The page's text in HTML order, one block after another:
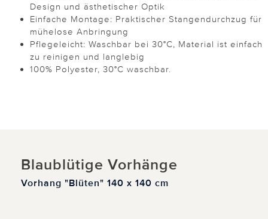
Design und ästhetischer Optik
Einfache Montage: Praktischer Stangendurchzug für
mühelose Anbringung
Pflegeleicht: Waschbar bei 30°C, Material ist einfach
zu reinigen und langlebig
100% Polyester, 30°C waschbar.
Blaublütige Vorhänge
Vorhang "Blüten" 140 x 140 cm